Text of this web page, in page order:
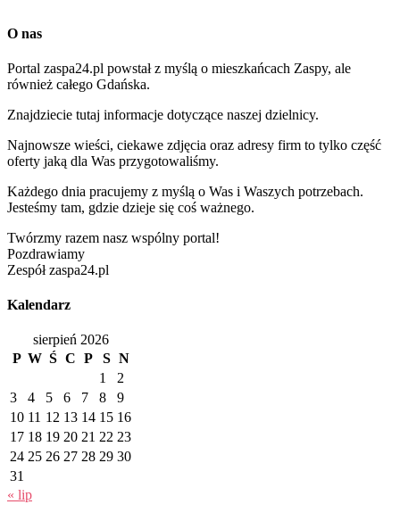
O nas
Portal zaspa24.pl powstał z myślą o mieszkańcach Zaspy, ale
również całego Gdańska.
Znajdziecie tutaj informacje dotyczące naszej dzielnicy.
Najnowsze wieści, ciekawe zdjęcia oraz adresy firm to tylko część
oferty jaką dla Was przygotowaliśmy.
Każdego dnia pracujemy z myślą o Was i Waszych potrzebach.
Jesteśmy tam, gdzie dzieje się coś ważnego.
Twórzmy razem nasz wspólny portal!
Pozdrawiamy
Zespół zaspa24.pl
Kalendarz
sierpień 2026
P W Ś C P S N
1
2
3
4 5 6 7 8
9
10 11 12 13 14 15 16
17 18 19 20 21 22 23
24 25 26 27 28 29 30
31
« lip